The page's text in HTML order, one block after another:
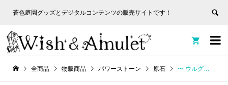
蒼色庭園グッズとデジタルコンテンツの販売サイトです！


全商品 物販商品 パワーストーン 原石 〜 ウルグアイ産 アメジストクラスター 173g 〜
蒼色庭園グッズとデジタルコンテンツの販売サイトです！
非表